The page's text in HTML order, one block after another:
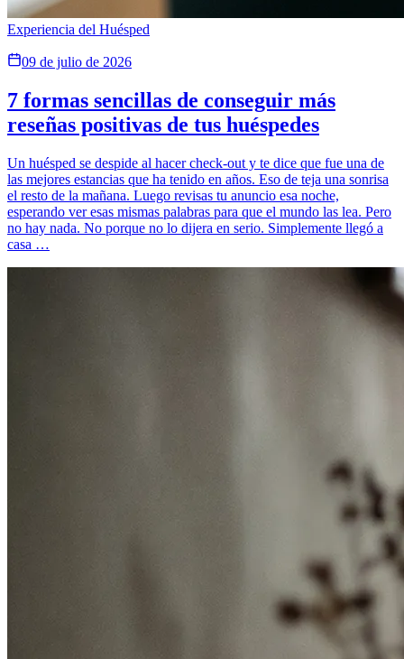
Experiencia del Huésped
09 de julio de 2026
7 formas sencillas de conseguir más
reseñas positivas de tus huéspedes
Un huésped se despide al hacer check-out y te dice que fue una de
las mejores estancias que ha tenido en años. Eso de teja una sonrisa
el resto de la mañana. Luego revisas tu anuncio esa noche,
esperando ver esas mismas palabras para que el mundo las lea. Pero
no hay nada. No porque no lo dijera en serio. Simplemente llegó a
casa …